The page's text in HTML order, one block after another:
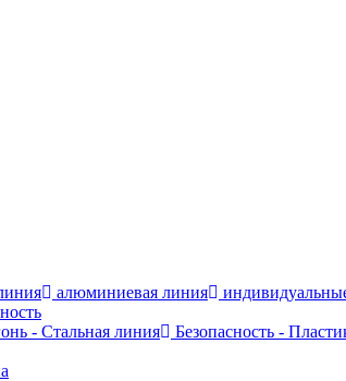
алюминиевая линия
- Стальная линия Безопасность -